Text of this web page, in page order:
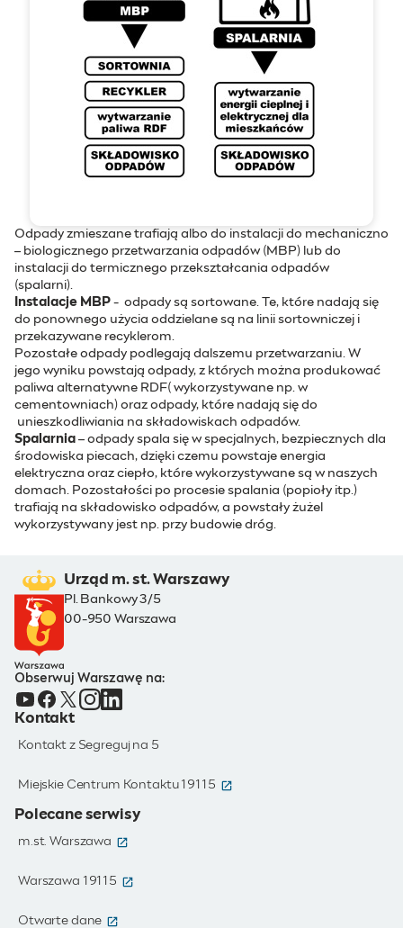
Odpady zmieszane trafiają albo do instalacji do mechaniczno
– biologicznego przetwarzania odpadów (MBP) lub do
instalacji do termicznego przekształcania odpadów
(spalarni).
Instalacje MBP - odpady są sortowane. Te, które nadają się
do ponownego użycia oddzielane są na linii sortowniczej i
przekazywane recyklerom.
Pozostałe odpady podlegają dalszemu przetwarzaniu. W
jego wyniku powstają odpady, z których można produkować
paliwa alternatywne RDF( wykorzystywane np. w
cementowniach) oraz odpady, które nadają się do
unieszkodliwiania na składowiskach odpadów.
Spalarnia – odpady spala się w specjalnych, bezpiecznych dla
środowiska piecach, dzięki czemu powstaje energia
elektryczna oraz ciepło, które wykorzystywane są w naszych
domach. Pozostałości po procesie spalania (popioły itp.)
trafiają na składowisko odpadów, a powstały żużel
wykorzystywany jest np. przy budowie dróg.
Urząd m. st. Warszawy
Pl. Bankowy 3/5
00-950 Warszawa
Obserwuj Warszawę na:
Kontakt
Kontakt z Segreguj na 5
Miejskie Centrum Kontaktu 19115 (otwiera się w nowym oknie)
Polecane serwisy
m.st. Warszawa (otwiera się w nowym oknie)
Warszawa 19115 (otwiera się w nowym oknie)
Otwarte dane